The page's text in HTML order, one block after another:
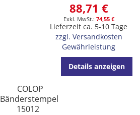
88,71 €
74,55 €
Lieferzeit ca. 5-10 Tage
zzgl. Versandkosten
Gewährleistung
Details anzeigen
COLOP
Bänderstempel
15012